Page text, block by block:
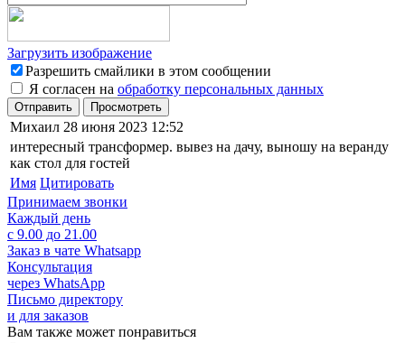
Загрузить изображение
Разрешить смайлики в этом сообщении
Я согласен на обработку персональных данных
Отправить Просмотреть
Михаил 28 июня 2023 12:52
интересный трансформер. вывез на дачу, выношу на веранду
как стол для гостей
Имя Цитировать
Принимаем звонки
Каждый день
с 9.00 до 21.00
Заказ в чате Whatsapp
Консультация
через WhatsApp
Письмо директору
и для заказов
Вам также может понравиться